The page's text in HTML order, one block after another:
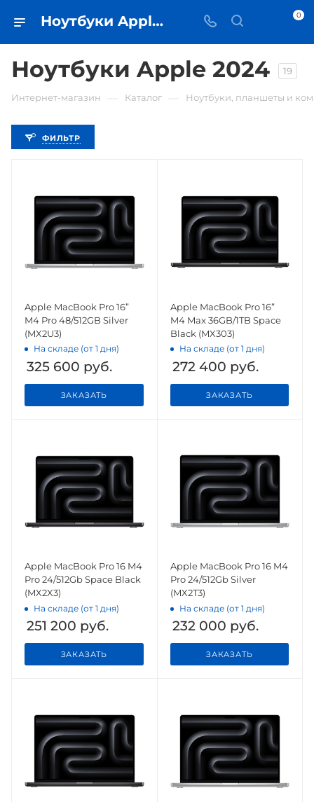
Ноутбуки Apple 2024 • купить ноутбук в Самаре - iЧехол 0
Ноутбуки Apple 2024 19
Интернет-магазин Каталог Ноутбуки, планшеты и
ФИЛЬТР
Apple MacBook Pro 16”
M4 Pro 48/512GB Silver
(MX2U3)
На складе (от 1 дня)
325 600 руб.
ЗАКАЗАТЬ
Apple MacBook Pro 16”
M4 Max 36GB/1TB Space
Black (MX303)
На складе (от 1 дня)
272 400 руб.
ЗАКАЗАТЬ
Apple MacBook Pro 16 M4
Pro 24/512Gb Space Black
(MX2X3)
На складе (от 1 дня)
251 200 руб.
ЗАКАЗАТЬ
Apple MacBook Pro 16 M4
Pro 24/512Gb Silver
(MX2T3)
На складе (от 1 дня)
232 000 руб.
ЗАКАЗАТЬ